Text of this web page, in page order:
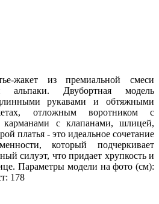
жакет из премиальной смеси
Двубортная модель
рукавами и обтяжными
отложным воротником с
карманами с клапанами, шлицей,
платья - это идеальное сочетание
который подчеркивает
силуэт, что придает хрупкость и
Параметры модели на фото (см):
178